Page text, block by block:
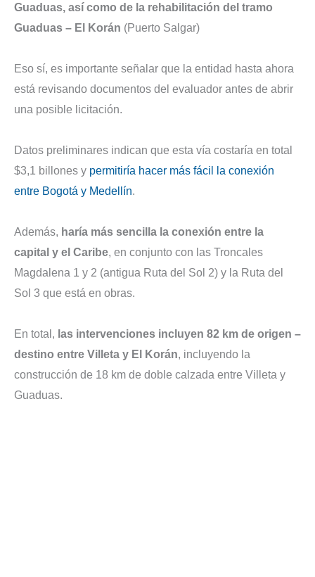
Guaduas, así como de la rehabilitación del tramo
Guaduas – El Korán (Puerto Salgar)
Eso sí, es importante señalar que la entidad hasta ahora
está revisando documentos del evaluador antes de abrir
una posible licitación.
Datos preliminares indican que esta vía costaría en total
$3,1 billones y permitiría hacer más fácil la conexión
entre Bogotá y Medellín.
Además, haría más sencilla la conexión entre la
capital y el Caribe, en conjunto con las Troncales
Magdalena 1 y 2 (antigua Ruta del Sol 2) y la Ruta del
Sol 3 que está en obras.
En total, las intervenciones incluyen 82 km de origen –
destino entre Villeta y El Korán, incluyendo la
construcción de 18 km de doble calzada entre Villeta y
Guaduas.